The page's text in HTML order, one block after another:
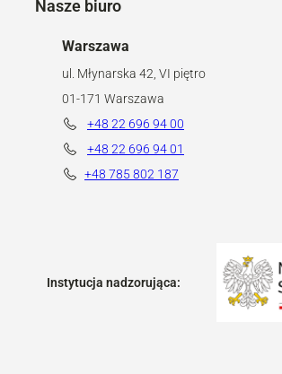
Nasze biuro
Warszawa
ul. Młynarska 42, VI piętro
01-171 Warszawa
+48 22 696 94 00
+48 22 696 94 01
+48 785 802 187
Instytucja nadzorująca: